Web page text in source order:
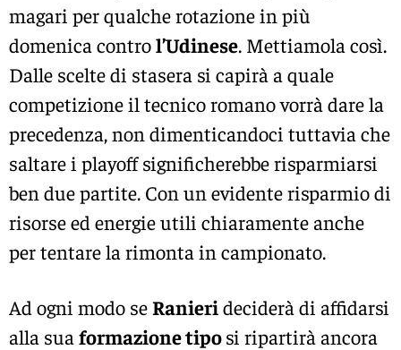
magari per qualche rotazione in più
domenica control’Udinese. Mettiamola così.
Dalle scelte di stasera si capirà a quale
competizione il tecnico romano vorrà dare la
precedenza, non dimenticandoci tuttavia che
saltare i playoff significherebbe risparmiarsi
ben due partite. Con un evidente risparmio di
risorse ed energie utili chiaramente anche
per tentare la rimonta in campionato.
Ad ogni modo seRanieri deciderà di affidarsi
alla sua formazione tiposi ripartirà ancora